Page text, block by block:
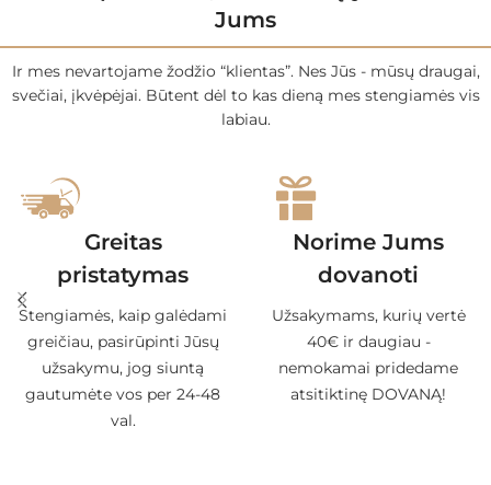
Jums
Ir mes nevartojame žodžio “klientas”. Nes Jūs - mūsų draugai,
svečiai, įkvėpėjai. Būtent dėl to kas dieną mes stengiamės vis
labiau.
Greitas
pristatymas
Stengiamės, kaip galėdami
greičiau, pasirūpinti Jūsų
užsakymu, jog siuntą
gautumėte vos per 24-48
val.
Norime Jums
dovanoti
Užsakymams, kurių vertė
40€ ir daugiau -
nemokamai pridedame
atsitiktinę DOVANĄ!